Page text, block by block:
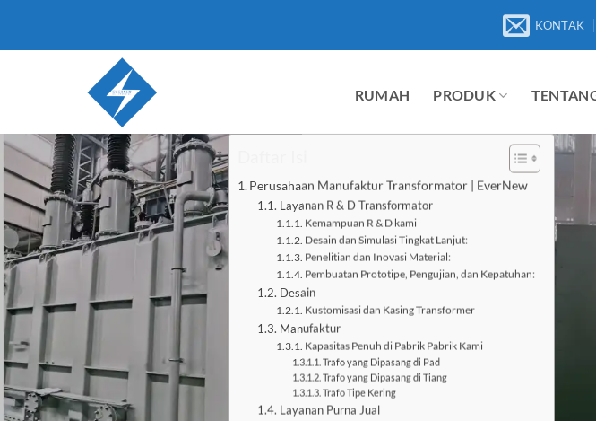
konten
KONTAK
RUMAH PRODUK
Perusahaan Manufaktur Transformator | EverNew
Layanan R & D Transformator
Kemampuan R & D kami
Desain dan Simulasi Tingkat Lanjut:
Penelitian dan Inovasi Material:
Pembuatan Prototipe, Pengujian, dan Kepatuhan:
Desain
Kustomisasi dan Kasing Transformer
Manufaktur
Kapasitas Penuh di Pabrik Pabrik Kami
Trafo yang Dipasang di Pad
Trafo yang Dipasang di Tiang
Trafo Tipe Kering
Layanan Purna Jual